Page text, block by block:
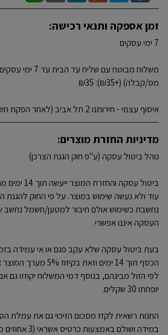
זמן אספקה ותנאי רכישה:
7 ימי עסקים
משלוח מבוטח עם
מס/קבלה) (+₪35): ₪35
איסוף עצמי - חירותנו 2 תל אביב (לאחר הפקת חשבונית מס/קבלה)
מדיניות החזרת מוצרים:
נוהל ביטול עסקה (ע"פ חוק הגנת הצרכן)
ביטול עסקה
עוד ולא נעשה שימוש במוצר. על פי החוק להגנת
נחשבת כשימוש אולם חיבור למטען/חשמל נחשב
העסקה איננו אפשרי.
בעת ביטול עסקה שלא עקב פגם או אי עמידה
לפי הזול מבינהם, בנוסף דמי המשלוח יקוזזו גם
יופחתו 30 שקלים.
החנות רשאית לקזז מסכום הזיכוי גם את עמלת
במידה ושולם באמצעות כרטיס אשראי (3 אחוזים כולל מע"מ)